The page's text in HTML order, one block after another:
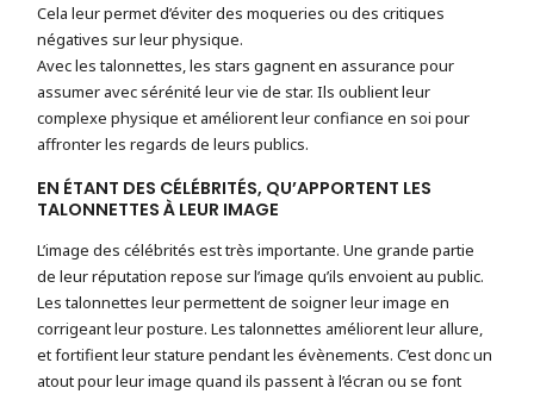
Cela leur permet d’éviter des moqueries ou des critiques
négatives sur leur physique.
Avec les talonnettes, les stars gagnent en assurance pour
assumer avec sérénité leur vie de star. Ils oublient leur
complexe physique et améliorent leur confiance en soi pour
affronter les regards de leurs publics.
EN ÉTANT DES CÉLÉBRITÉS, QU’APPORTENT LES
TALONNETTES À LEUR IMAGE
L’image des célébrités est très importante. Une grande partie
de leur réputation repose sur l’image qu’ils envoient au public.
Les talonnettes leur permettent de soigner leur image en
corrigeant leur posture. Les talonnettes améliorent leur allure,
et fortifient leur stature pendant les évènements. C’est donc un
atout pour leur image quand ils passent à l’écran ou se font